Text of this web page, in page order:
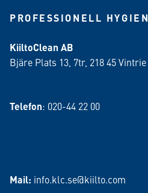
PROFESSIONELL HYGIEN
KiiltoClean AB
Bjäre Plats 13, 7tr, 218 45 Vintrie
Telefon: 020-44 22 00
Mail: info.klc.se@kiilto.com